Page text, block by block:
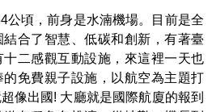
公頃，前身是水湳機場。目前是全
合了智慧、低碳和創新，有著臺
二感觀互動設施，來這裡一天也
免費親子設施，以航空為主題打
像出國! 大廳就是國際航廈的報到